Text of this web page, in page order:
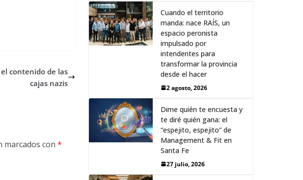
contenido de las
cajas nazis
marcados con *
Cuando el territorio
manda: nace RAÍS, un
espacio peronista
impulsado por
intendentes para
transformar la provincia
desde el hacer
2 agosto, 2026
Dime quién te encuesta y
te diré quién gana: el
“espejito, espejito” de
Management & Fit en
Santa Fe
27 julio, 2026